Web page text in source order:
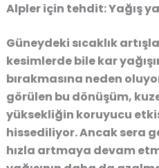
Alpler için tehdit: Yağış
Güneydeki sıcaklık
kesimlerde bile kar
bırakmasına neden
görülen bu dönüşüm,
yüksekliğin koruyucu
hissediliyor. Ancak sera
hızla artmaya devam